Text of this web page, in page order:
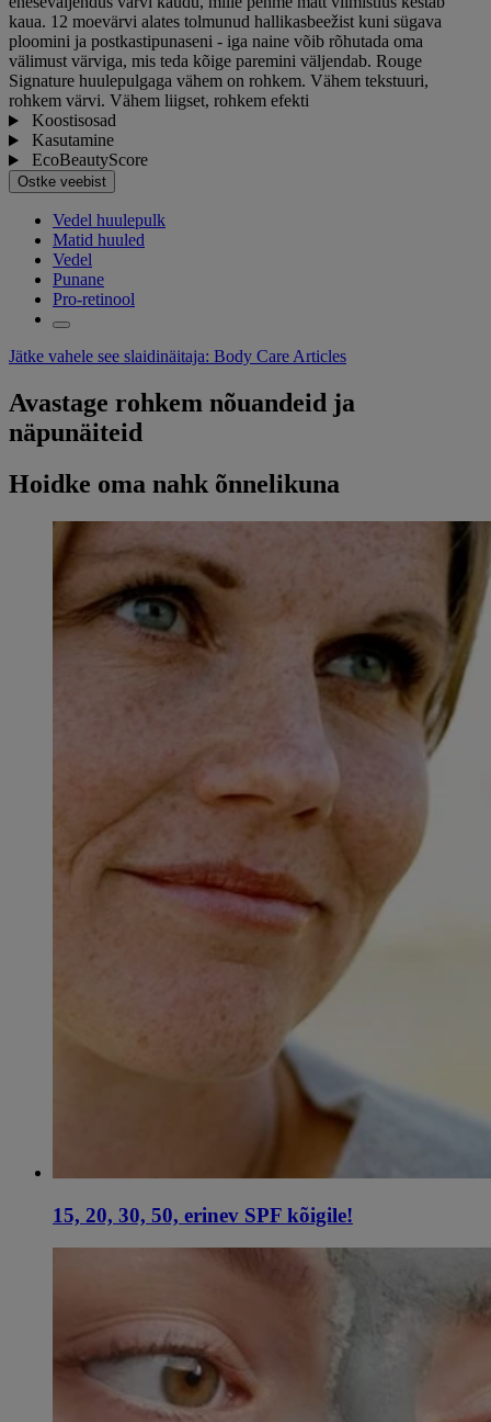
kaua. 12 moevärvi alates tolmunud hallikasbeežist kuni sügava
ploomini ja postkastipunaseni - iga naine võib rõhutada oma
välimust värviga, mis teda kõige paremini väljendab. Rouge
Signature huulepulgaga vähem on rohkem. Vähem tekstuuri,
rohkem värvi. Vähem liigset, rohkem efekti
Koostisosad
Kasutamine
EcoBeautyScore
Ostke veebist
Vedel huulepulk
Matid huuled
Vedel
Punane
Pro-retinool
Jätke vahele see slaidinäitaja: Body Care Articles
Avastage rohkem nõuandeid ja
näpunäiteid
Hoidke oma nahk õnnelikuna
15, 20, 30, 50, erinev SPF kõigile!